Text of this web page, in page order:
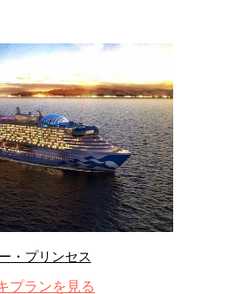
・プリンセス
プランを見る